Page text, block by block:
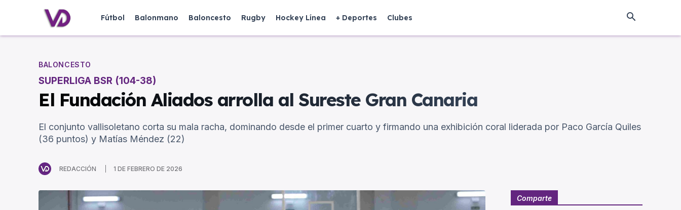
Fútbol Balonmano Baloncesto Rugby Hockey Línea + Deportes Clubes
BALONCESTO
SUPERLIGA BSR (104-38)
El Fundación Aliados arrolla al Sureste Gran Canaria
El conjunto vallisoletano corta su mala racha, dominando desde el primer cuarto y firmando una exhibición coral liderada por Paco García Quiles
(36 puntos) y Matías Méndez (22)
REDACCIÓN 1 DE FEBRERO DE 2026
Comparte